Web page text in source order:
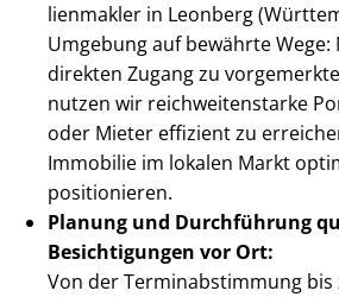
li­en­mak­ler in Leonberg
Umgebung auf bewährte Wege:
direkten Zugang zu
nutzen wir reich­wei­ten­star­ke
oder Mieter effizient zu
Immobilie im lokalen Markt
positionieren.
Planung und Durchführung
Besichtigungen vor Ort:
Von der Ter­min­ab­stim­mung